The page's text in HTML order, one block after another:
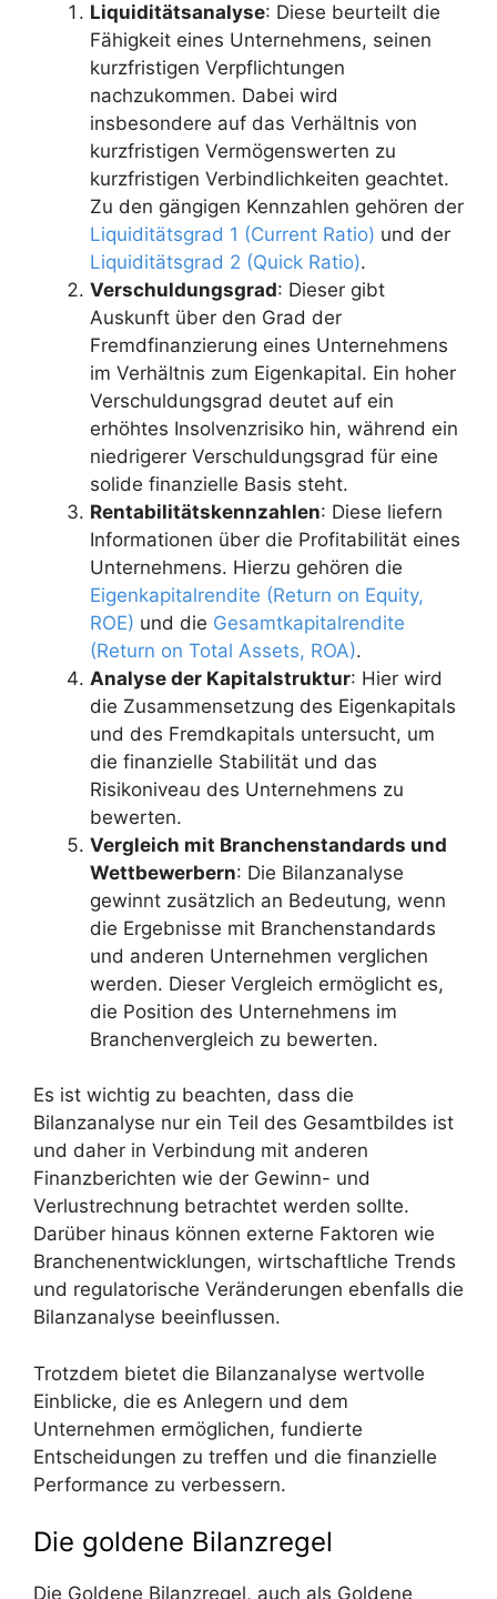
Liquiditätsanalyse: Diese beurteilt die
Fähigkeit eines Unternehmens, seinen
kurzfristigen Verpflichtungen
nachzukommen. Dabei wird
insbesondere auf das Verhältnis von
kurzfristigen Vermögenswerten zu
kurzfristigen Verbindlichkeiten geachtet.
Zu den gängigen Kennzahlen gehören der
Liquiditätsgrad 1 (Current Ratio) und der
Liquiditätsgrad 2 (Quick Ratio).
Verschuldungsgrad: Dieser gibt
Auskunft über den Grad der
Fremdfinanzierung eines Unternehmens
im Verhältnis zum Eigenkapital. Ein hoher
Verschuldungsgrad deutet auf ein
erhöhtes Insolvenzrisiko hin, während ein
niedrigerer Verschuldungsgrad für eine
solide finanzielle Basis steht.
Rentabilitätskennzahlen: Diese liefern
Informationen über die Profitabilität eines
Unternehmens. Hierzu gehören die
Eigenkapitalrendite (Return on Equity,
ROE) und die Gesamtkapitalrendite
(Return on Total Assets, ROA).
Analyse der Kapitalstruktur: Hier wird
die Zusammensetzung des Eigenkapitals
und des Fremdkapitals untersucht, um
die finanzielle Stabilität und das
Risikoniveau des Unternehmens zu
bewerten.
Vergleich mit Branchenstandards und
Wettbewerbern: Die Bilanzanalyse
gewinnt zusätzlich an Bedeutung, wenn
die Ergebnisse mit Branchenstandards
und anderen Unternehmen verglichen
werden. Dieser Vergleich ermöglicht es,
die Position des Unternehmens im
Branchenvergleich zu bewerten.
Es ist wichtig zu beachten, dass die
Bilanzanalyse nur ein Teil des Gesamtbildes ist
und daher in Verbindung mit anderen
Finanzberichten wie der Gewinn- und
Verlustrechnung betrachtet werden sollte.
Darüber hinaus können externe Faktoren wie
Branchenentwicklungen, wirtschaftliche Trends
und regulatorische Veränderungen ebenfalls die
Bilanzanalyse beeinflussen.
Trotzdem bietet die Bilanzanalyse wertvolle
Einblicke, die es Anlegern und dem
Unternehmen ermöglichen, fundierte
Entscheidungen zu treffen und die finanzielle
Performance zu verbessern.
Die goldene Bilanzregel
Die Goldene Bilanzregel, auch als Goldene